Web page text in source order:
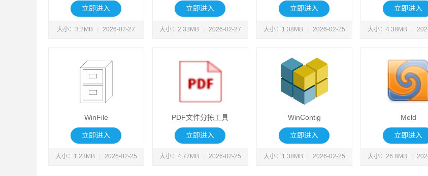
立即进入
大小：3.2MB 2026-02-27
立即进入
大小：2.33MB 2026-02-27
立即进入
大小：1.38MB 2026-02-25
立即进入
大小：4.38MB
WinFile
立即进入
大小：1.23MB 2026-02-25
PDF文件分拣工具
立即进入
大小：4.77MB 2026-02-25
WinContig
立即进入
大小：1.38MB 2026-02-25
Meld
立即进入
大小：26.8MB